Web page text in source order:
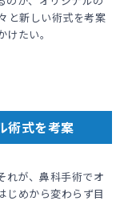
と新しい術式を考案
たい。
術式を考案
れが、鼻科手術でオ
じめから変わらず目